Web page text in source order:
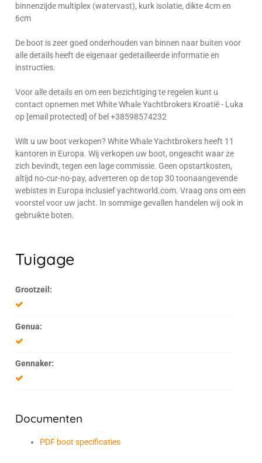
binnenzijde multiplex (watervast), kurk isolatie, dikte 4cm en
6cm
De boot is zeer goed onderhouden van binnen naar buiten voor
alle details heeft de eigenaar gedetailleerde informatie en
instructies.
Voor alle details en om een bezichtiging te regelen kunt u
contact opnemen met White Whale Yachtbrokers Kroatië - Luka
op [email protected] of bel +38598574232
Wilt u uw boot verkopen? White Whale Yachtbrokers heeft 11
kantoren in Europa. Wij verkopen uw boot, ongeacht waar ze
zich bevindt, tegen een lage commissie. Geen opstartkosten,
altijd no-cur-no-pay, adverteren op de top 30 toonaangevende
webistes in Europa inclusief yachtworld.com. Vraag ons om een
voorstel voor uw jacht. In sommige gevallen handelen wij ook in
gebruikte boten.
Tuigage
Grootzeil:
Genua:
Gennaker:
Documenten
PDF boot specificaties